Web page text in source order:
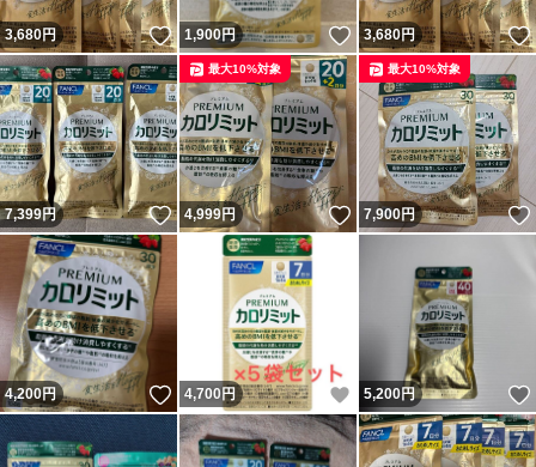
3,680円 いいね！
1,900円 いいね！
3,680円
7,399円 いいね！
4,999円 いいね！
最大10%対象
7,900円
最大10%対象
4,200円 いいね！
4,700 円 いいね！
5,200円